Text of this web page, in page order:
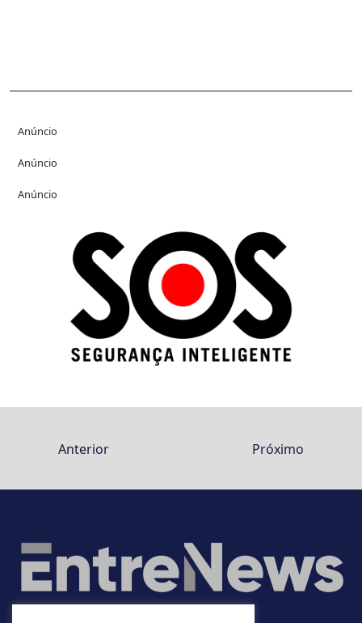
Anúncio
Anúncio
Anúncio
Anterior Próximo